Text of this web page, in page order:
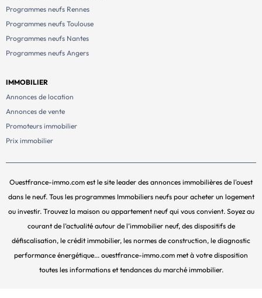
Programmes neufs Rennes
Programmes neufs Toulouse
Programmes neufs Nantes
Programmes neufs Angers
IMMOBILIER
Annonces de location
Annonces de vente
Promoteurs immobilier
Prix immobilier
Ouestfrance-immo.com est le site leader des annonces immobilières de l'ouest
dans le neuf. Tous les programmes Immobiliers neufs pour acheter un logement
ou investir. Trouvez la maison ou appartement neuf qui vous convient. Soyez au
courant de l’actualité autour de l’immobilier neuf, des dispositifs de
défiscalisation, le crédit immobilier, les normes de construction, le diagnostic
performance énergétique... ouestfrance-immo.com met à votre disposition
toutes les informations et tendances du marché immobilier.